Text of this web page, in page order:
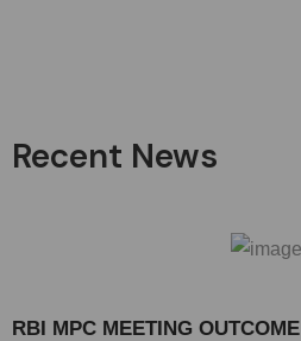
Recent News
RBI MPC MEETING OUTCOME